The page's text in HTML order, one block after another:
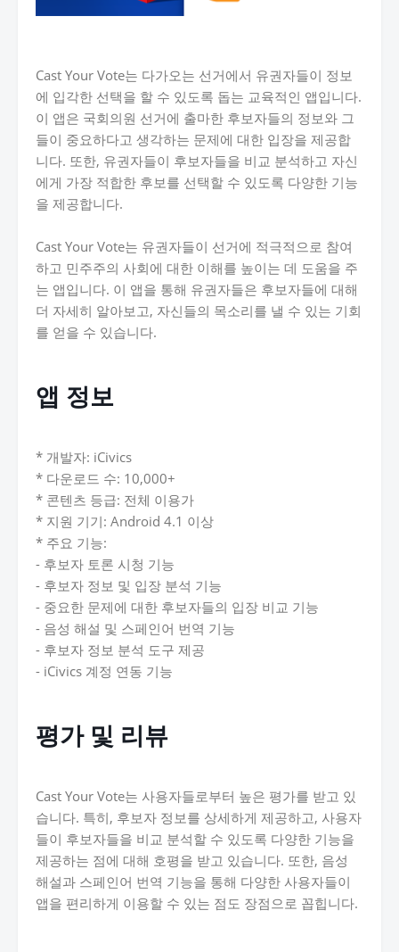
Cast Your Vote는 다가오는 선거에서 유권자들이 정보
에 입각한 선택을 할 수 있도록 돕는 교육적인 앱입니다.
이 앱은 국회의원 선거에 출마한 후보자들의 정보와 그
들이 중요하다고 생각하는 문제에 대한 입장을 제공합
니다. 또한, 유권자들이 후보자들을 비교 분석하고 자신
에게 가장 적합한 후보를 선택할 수 있도록 다양한 기능
을 제공합니다.
Cast Your Vote는 유권자들이 선거에 적극적으로 참여
하고 민주주의 사회에 대한 이해를 높이는 데 도움을 주
는 앱입니다. 이 앱을 통해 유권자들은 후보자들에 대해
더 자세히 알아보고, 자신들의 목소리를 낼 수 있는 기회
를 얻을 수 있습니다.
앱 정보
* 개발자: iCivics
* 다운로드 수: 10,000+
* 콘텐츠 등급: 전체 이용가
* 지원 기기: Android 4.1 이상
* 주요 기능:
- 후보자 토론 시청 기능
- 후보자 정보 및 입장 분석 기능
- 중요한 문제에 대한 후보자들의 입장 비교 기능
- 음성 해설 및 스페인어 번역 기능
- 후보자 정보 분석 도구 제공
- iCivics 계정 연동 기능
평가 및 리뷰
Cast Your Vote는 사용자들로부터 높은 평가를 받고 있
습니다. 특히, 후보자 정보를 상세하게 제공하고, 사용자
들이 후보자들을 비교 분석할 수 있도록 다양한 기능을
제공하는 점에 대해 호평을 받고 있습니다. 또한, 음성
해설과 스페인어 번역 기능을 통해 다양한 사용자들이
앱을 편리하게 이용할 수 있는 점도 장점으로 꼽힙니다.